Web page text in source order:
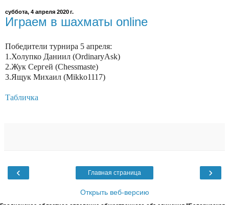
суббота, 4 апреля 2020 г.
Играем в шахматы online
Победители турнира 5 апреля:
1.Холупко Даниил (OrdinaryAsk)
2.Жук Сергей (Chessmaste)
3.Ящук Михаил (Mikko1117)
Табличка
‹ ›
Главная страница
Открыть веб-версию